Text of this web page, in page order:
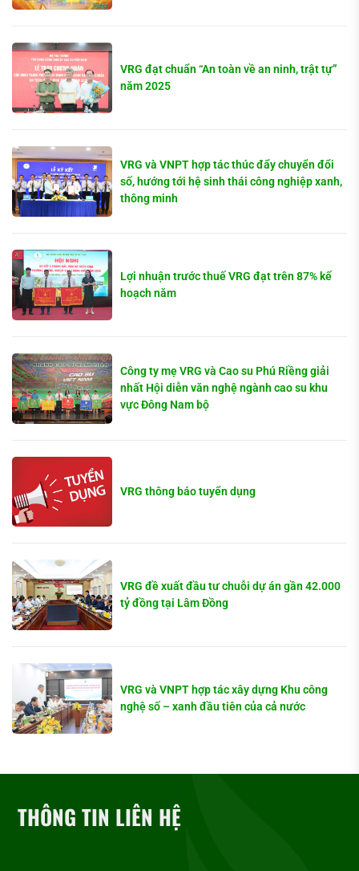
VRG đạt chuẩn “An toàn về an ninh, trật tự”
năm 2025
VRG và VNPT hợp tác thúc đẩy chuyển đổi
số, hướng tới hệ sinh thái công nghiệp xanh,
thông minh
Lợi nhuận trước thuế VRG đạt trên 87% kế
hoạch năm
Công ty mẹ VRG và Cao su Phú Riềng giải
nhất Hội diễn văn nghệ ngành cao su khu
vực Đông Nam bộ
VRG thông báo tuyển dụng
VRG đề xuất đầu tư chuỗi dự án gần 42.000
tỷ đồng tại Lâm Đồng
VRG và VNPT hợp tác xây dựng Khu công
nghệ số – xanh đầu tiên của cả nước
THÔNG TIN LIÊN HỆ